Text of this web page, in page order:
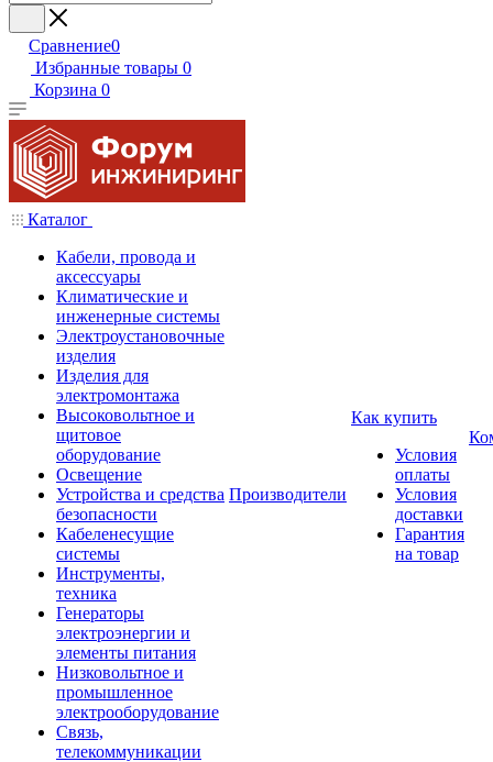
Сравнение0
Избранные товары 0
Корзина 0
Каталог
Кабели, провода и
аксессуары
Климатические и
инженерные системы
Электроустановочные
изделия
Изделия для
электромонтажа
Высоковольтное и
щитовое
оборудование
Освещение
Устройства и средства
безопасности
Кабеленесущие
системы
Инструменты,
техника
Генераторы
электроэнергии и
элементы питания
Низковольтное и
промышленное
электрооборудование
Связь,
телекоммуникации
Производители
Как купить
Условия
оплаты
Условия
доставки
Гарантия
на товар